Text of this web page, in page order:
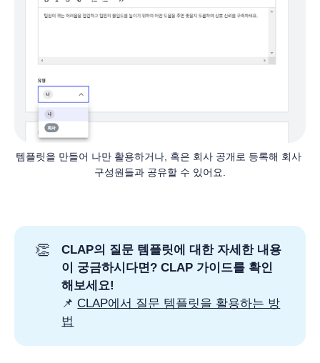
템플릿을 만들어 나만 활용하거나, 혹은 회사 공개로 등록해 회사
구성원들과 공유할 수 있어요.
👏
CLAP의 질문 템플릿에 대한 자세한 내용
이 궁금하시다면? CLAP 가이드를 확인
해보세요!
📌 CLAP에서 질문 템플릿을 활용하는 방
법